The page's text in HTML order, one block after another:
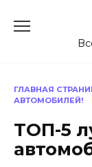
ГЛАВНАЯ
АВТОМОБИЛЕЙ!
ТОП-5